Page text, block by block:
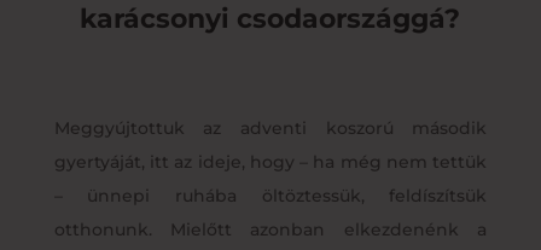
karácsonyi csodaországgá?
Meggyújtottuk az adventi koszorú második
gyertyáját, itt az ideje, hogy – ha még nem tettük
– ünnepi ruhába öltöztessük, feldíszítsük
otthonunk. Mielőtt azonban elkezdenénk a